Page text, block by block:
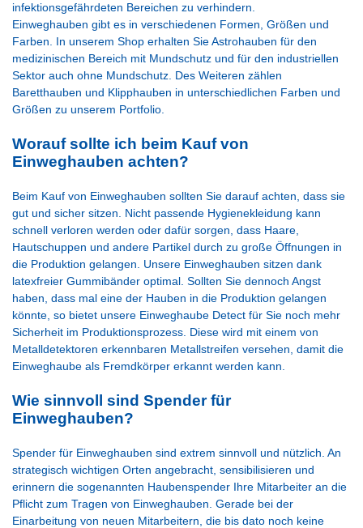
infektionsgefährdeten Bereichen zu verhindern.
Einweghauben gibt es in verschiedenen Formen, Größen und
Farben. In unserem Shop erhalten Sie Astrohauben für den
medizinischen Bereich mit Mundschutz und für den industriellen
Sektor auch ohne Mundschutz. Des Weiteren zählen
Baretthauben und Klipphauben in unterschiedlichen Farben und
Größen zu unserem Portfolio.
Worauf sollte ich beim Kauf von
Einweghauben achten?
Beim Kauf von Einweghauben sollten Sie darauf achten, dass sie
gut und sicher sitzen. Nicht passende Hygienekleidung kann
schnell verloren werden oder dafür sorgen, dass Haare,
Hautschuppen und andere Partikel durch zu große Öffnungen in
die Produktion gelangen. Unsere Einweghauben sitzen dank
latexfreier Gummibänder optimal. Sollten Sie dennoch Angst
haben, dass mal eine der Hauben in die Produktion gelangen
könnte, so bietet unsere Einweghaube Detect für Sie noch mehr
Sicherheit im Produktionsprozess. Diese wird mit einem von
Metalldetektoren erkennbaren Metallstreifen versehen, damit die
Einweghaube als Fremdkörper erkannt werden kann.
Wie sinnvoll sind Spender für
Einweghauben?
Spender für Einweghauben sind extrem sinnvoll und nützlich. An
strategisch wichtigen Orten angebracht, sensibilisieren und
erinnern die sogenannten Haubenspender Ihre Mitarbeiter an die
Pflicht zum Tragen von Einweghauben. Gerade bei der
Einarbeitung von neuen Mitarbeitern, die bis dato noch keine